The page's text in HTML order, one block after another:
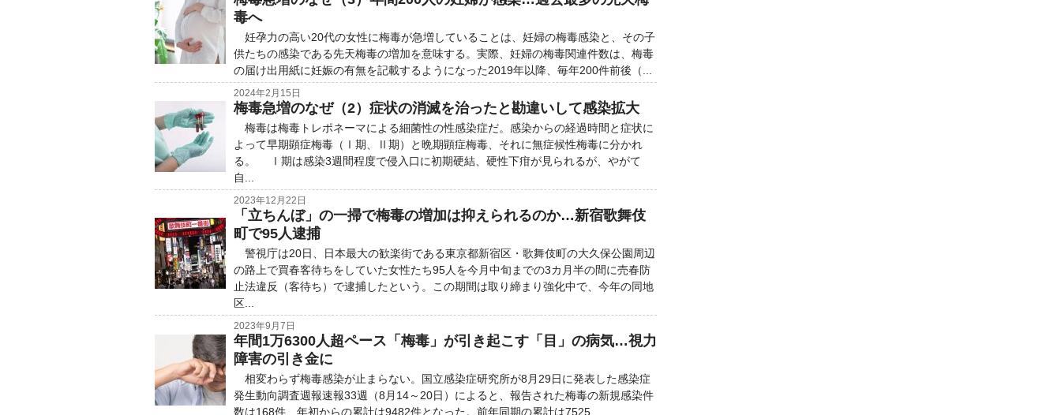
毒へ
妊孕力の高い20代の女性に梅毒が急増していることは、妊婦の梅毒感染と、その子
供たちの感染である先天梅毒の増加を意味する。実際、妊婦の梅毒関連件数は、梅毒
の届け出用紙に妊娠の有無を記載するようになった2019年以降、毎年200件前後（...
2024年2月15日
梅毒急増のなぜ（2）症状の消滅を治ったと勘違いして感染拡大
梅毒は梅毒トレポネーマによる細菌性の性感染症だ。感染からの経過時間と症状に
よって早期顕症梅毒（Ⅰ期、Ⅱ期）と晩期顕症梅毒、それに無症候性梅毒に分かれ
る。 Ⅰ期は感染3週間程度で侵入口に初期硬結、硬性下疳が見られるが、やがて
自...
2023年12月22日
「立ちんぼ」の一掃で梅毒の増加は抑えられるのか…新宿歌舞伎
町で95人逮捕
警視庁は20日、日本最大の歓楽街である東京都新宿区・歌舞伎町の大久保公園周辺
の路上で買春客待ちをしていた女性たち95人を今月中旬までの3カ月半の間に売春防
止法違反（客待ち）で逮捕したという。この期間は取り締まり強化中で、今年の同地
区...
2023年9月7日
年間1万6300人超ペース「梅毒」が引き起こす「目」の病気…視力
障害の引き金に
相変わらず梅毒感染が止まらない。国立感染症研究所が8月29日に発表した感染症
発生動向調査週報速報33週（8月14～20日）によると、報告された梅毒の新規感染件
数は168件、年初からの累計は9482件となった。前年同期の累計は7525...